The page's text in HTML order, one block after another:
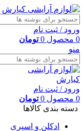
ورود / ثبت نام
0 محصول 0 تومان
منو
ورود / ثبت نام
0 محصول 0 تومان
دسته بندی کالاها
ادکلن و اسپری